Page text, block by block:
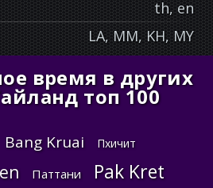
th, en
LA, MM, KH, MY
время в других
топ 100
Bang Kruai Пхичит
Паттани Pak Kret